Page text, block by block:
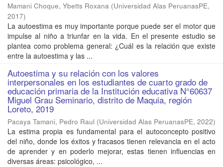
Mamani Choque, Ybetts Roxana (Universidad Alas PeruanasPE,
2017)
La autoestima es muy importante porque puede ser el motor que
impulse al niño a triunfar en la vida. En el presente estudio se
plantea como problema general: ¿Cuál es la relación que existe
entre la autoestima y las ...
Autoestima y su relación con los valores
interpersonales en los estudiantes de cuarto grado de
educación primaria de la Institución educativa N°60637
Miguel Grau Seminario, distrito de Maquia, región
Loreto, 2019
Pacaya Tamani, Pedro Raul (Universidad Alas PeruanasPE, 2022)
La estima propia es fundamental para el autoconcepto positivo
del niño, donde los éxitos y fracasos tienen relevancia en el acto
de aprender y en poderlo mejorar, estas tienen influencias en
diversas áreas: psicológico, ...